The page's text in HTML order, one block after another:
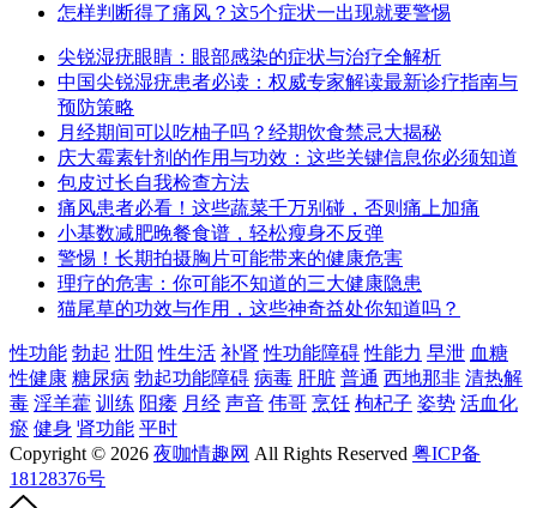
怎样判断得了痛风？这5个症状一出现就要警惕
尖锐湿疣眼睛：眼部感染的症状与治疗全解析
中国尖锐湿疣患者必读：权威专家解读最新诊疗指南与
预防策略
月经期间可以吃柚子吗？经期饮食禁忌大揭秘
庆大霉素针剂的作用与功效：这些关键信息你必须知道
包皮过长自我检查方法
痛风患者必看！这些蔬菜千万别碰，否则痛上加痛
小基数减肥晚餐食谱，轻松瘦身不反弹
警惕！长期拍摄胸片可能带来的健康危害
理疗的危害：你可能不知道的三大健康隐患
猫尾草的功效与作用，这些神奇益处你知道吗？
性功能 勃起 壮阳 性生活 补肾 性功能障碍 性能力 早泄 血糖
性健康 糖尿病 勃起功能障碍 病毒 肝脏 普通 西地那非 清热解
毒 淫羊藿 训练 阳痿 月经 声音 伟哥 烹饪 枸杞子 姿势 活血化
瘀 健身 肾功能 平时
Copyright © 2026 夜咖情趣网 All Rights Reserved 粤ICP备
18128376号